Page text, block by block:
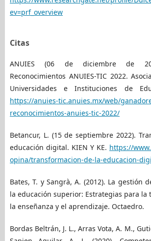
ev=prf_overview
Citas
ANUIES (06 de diciembre de
Reconocimientos ANUIES-TIC 2022.
Universidades e Instituciones de
https://anuies-tic.anuies.mx/web/
reconocimientos-anuies-tic-2022/
Betancur, L. (15 de septiembre 2022).
educación digital. KIEN Y KE. https://
opina/transformacion-de-la-educacion-
Bates, T. y Sangrà, A. (2012). La gestión
la educación superior: Estrategias para la
la enseñanza y el aprendizaje. Octaedro.
Bordas Beltrán, J. L., Arras Vota, A. M.,